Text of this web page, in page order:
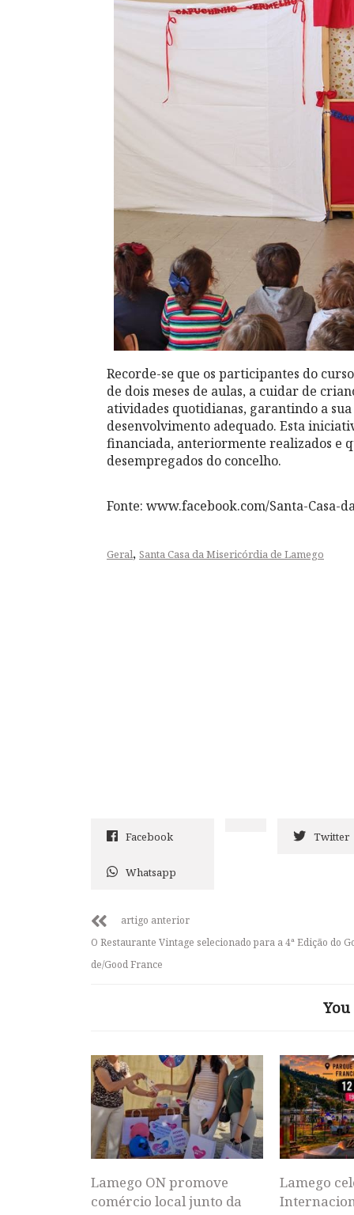
Recorde-se que os participantes do
de dois meses de aulas, a cuidar de
atividades quotidianas, garantindo a
desenvolvimento adequado. Esta
financiada, anteriormente realizados e
desempregados do concelho.
Fonte: www.facebook.com/Santa-Casa-
Geral, Santa Casa da Misericórdia de Lamego
Facebook Twitter
Whatsapp
artigo anterior
O Restaurante Vintage selecionado para a 4ª Edição do
de/Good France
Lamego ON promove
comércio local junto da
Lamego